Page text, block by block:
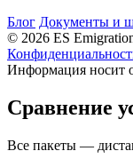
Блог Документы и
© 2026 ES
Информация носит
Сравнение
Все пакеты —